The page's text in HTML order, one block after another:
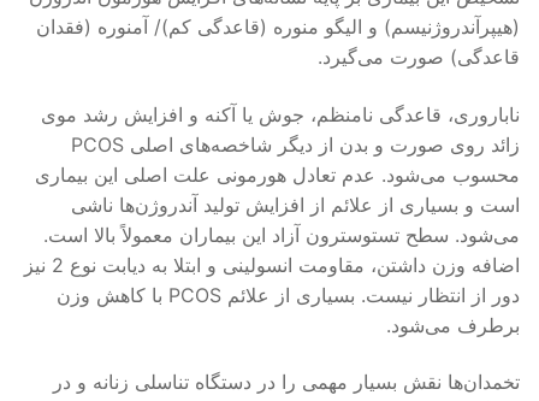
(هیپرآندروژنیسم) و الیگو منوره (قاعدگی کم)/ آمنوره (فقدان
قاعدگی) صورت می‌گیرد.
ناباروری، قاعدگی نامنظم، جوش یا آکنه و افزایش رشد موی
زائد روی صورت و بدن از دیگر شاخصه‌های اصلی PCOS
محسوب می‌شود. عدم تعادل هورمونی علت اصلی این بیماری
است و بسیاری از علائم از افزایش تولید آندروژن‌ها ناشی
می‌شود. سطح تستوسترون آزاد این بیماران معمولاً بالا است.
اضافه وزن داشتن، مقاومت انسولینی و ابتلا به دیابت نوع 2 نیز
دور از انتظار نیست. بسیاری از علائم PCOS با کاهش وزن
برطرف می‌شود.
تخمدان‌ها نقش بسیار مهمی را در دستگاه تناسلی زنانه و در